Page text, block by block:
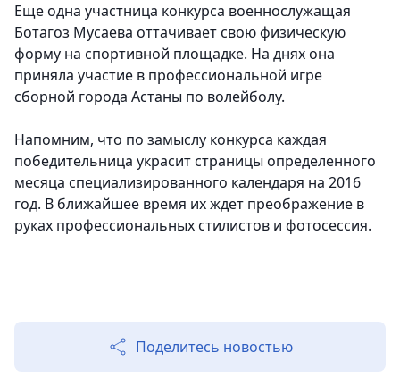
Еще одна участница конкурса военнослужащая
Ботагоз Мусаева оттачивает свою физическую
форму на спортивной площадке. На днях она
приняла участие в профессиональной игре
сборной города Астаны по волейболу.
Напомним, что по замыслу конкурса каждая
победительница украсит страницы определенного
месяца специализированного календаря на 2016
год. В ближайшее время их ждет преображение в
руках профессиональных стилистов и фотосессия.
Поделитесь новостью